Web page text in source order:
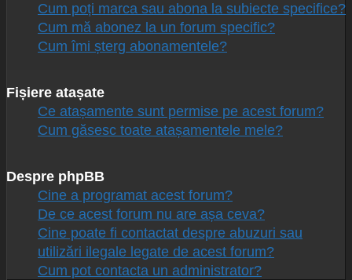
Cum poți marca sau abona la subiecte specifice?
Cum mă abonez la un forum specific?
Cum îmi șterg abonamentele?
Fișiere atașate
Ce atașamente sunt permise pe acest forum?
Cum găsesc toate atașamentele mele?
Despre phpBB
Cine a programat acest forum?
De ce acest forum nu are așa ceva?
Cine poate fi contactat despre abuzuri sau
utilizări ilegale legate de acest forum?
Cum pot contacta un administrator?